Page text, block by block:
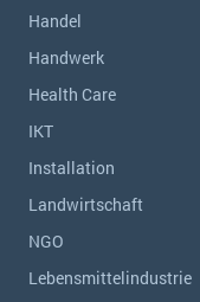
Handel
Handwerk
Health Care
IKT
Installation
Landwirtschaft
NGO
Lebensmittelindustrie